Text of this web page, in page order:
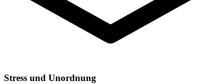
Stress und Unordnung